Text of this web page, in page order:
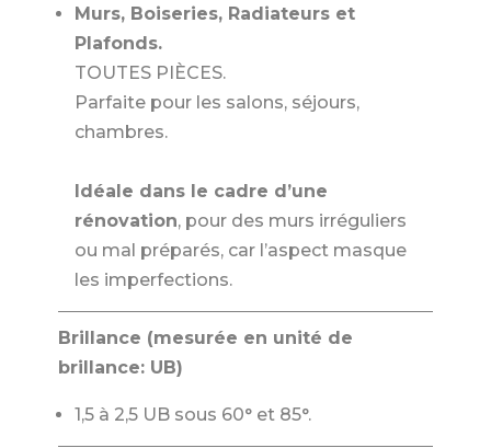
Murs, Boiseries, Radiateurs et
Plafonds.
TOUTES PIÈCES.
Parfaite pour les salons, séjours,
chambres.
Idéale dans le cadre d’une
rénovation, pour des murs irréguliers
ou mal préparés, car l’aspect masque
les imperfections.
Brillance (mesurée en unité de
brillance: UB)
1,5 à 2,5 UB sous 60° et 85°.